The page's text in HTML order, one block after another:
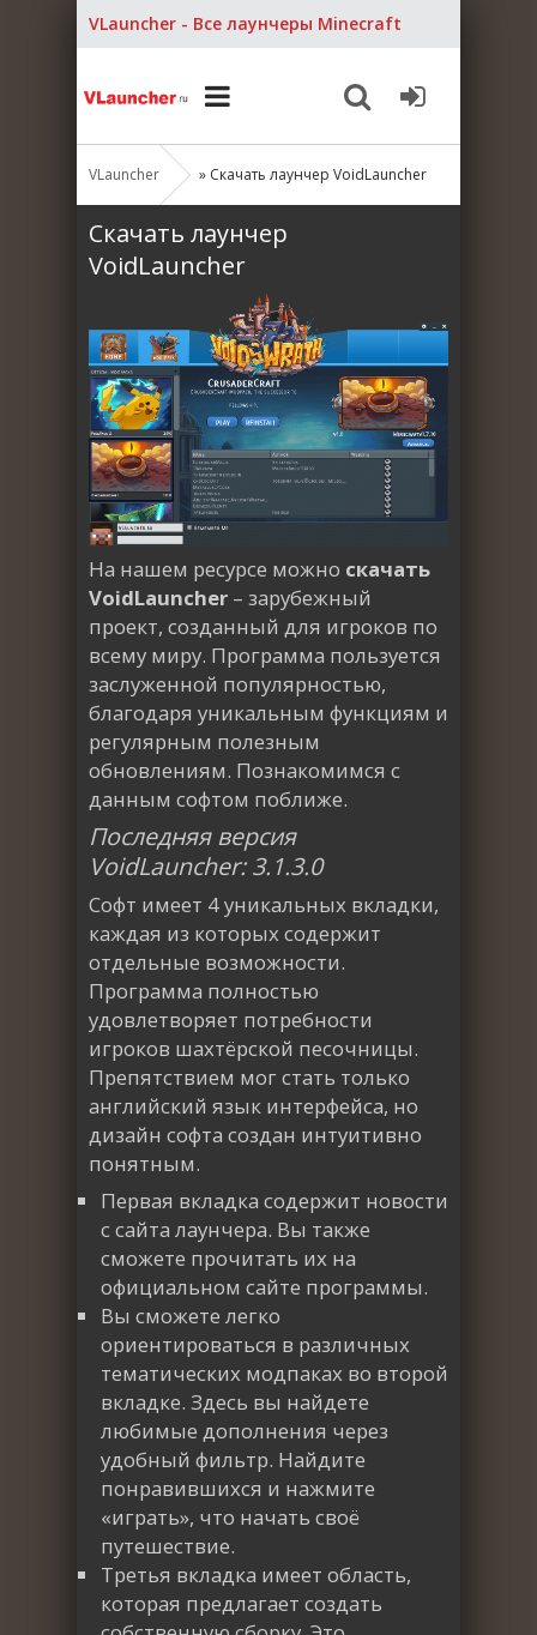
VLauncher - Все лаунчеры Minecraft
VLauncher » Скачать лаунчер VoidLauncher
Скачать лаунчер
VoidLauncher
На нашем ресурсе можно скачать
VoidLauncher – зарубежный
проект, созданный для игроков по
всему миру. Программа пользуется
заслуженной популярностью,
благодаря уникальным функциям и
регулярным полезным
обновлениям. Познакомимся с
данным софтом поближе.
Последняя версия
VoidLauncher: 3.1.3.0
Софт имеет 4 уникальных вкладки,
каждая из которых содержит
отдельные возможности.
Программа полностью
удовлетворяет потребности
игроков шахтёрской песочницы.
Препятствием мог стать только
английский язык интерфейса, но
дизайн софта создан интуитивно
понятным.
Первая вкладка содержит новости
с сайта лаунчера. Вы также
сможете прочитать их на
официальном сайте программы.
Вы сможете легко
ориентироваться в различных
тематических модпаках во второй
вкладке. Здесь вы найдете
любимые дополнения через
удобный фильтр. Найдите
понравившихся и нажмите
«играть», что начать своё
путешествие.
Третья вкладка имеет область,
которая предлагает создать